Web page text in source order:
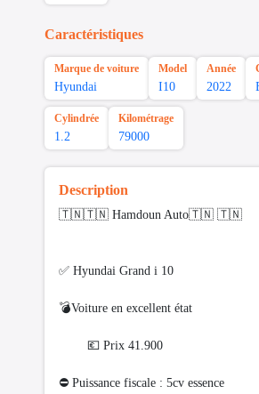
Caractéristiques
Marque de voiture
Hyundai
Model
I10
Année
2022
Cylindrée
1.2
Kilométrage
79000
Description
🇹🇳🇹🇳 Hamdoun Auto🇹🇳 🇹🇳
✅ Hyundai Grand i 10
💣Voiture en excellent état
💶 Prix 41.900
⛔ Puissance fiscale : 5cv essence